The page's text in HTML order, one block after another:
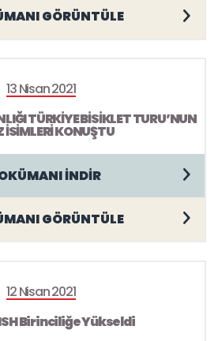
GÖRÜNTÜLE
13 Nisan 2021
TÜRKİYE BİSİKLET TURU’NUN
İSİMLERİ KONUŞTU
İNDİR
GÖRÜNTÜLE
12 Nisan 2021
Birinciliğe Yükseldi